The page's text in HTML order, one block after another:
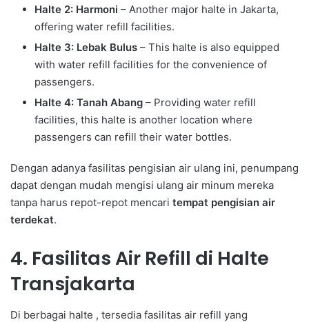
Halte 2: Harmoni – Another major halte in Jakarta,
offering water refill facilities.
Halte 3: Lebak Bulus – This halte is also equipped
with water refill facilities for the convenience of
passengers.
Halte 4: Tanah Abang – Providing water refill
facilities, this halte is another location where
passengers can refill their water bottles.
Dengan adanya fasilitas pengisian air ulang ini, penumpang
dapat dengan mudah mengisi ulang air minum mereka
tanpa harus repot-repot mencari tempat pengisian air
terdekat.
4. Fasilitas Air Refill di Halte
Transjakarta
Di berbagai halte , tersedia fasilitas air refill yang